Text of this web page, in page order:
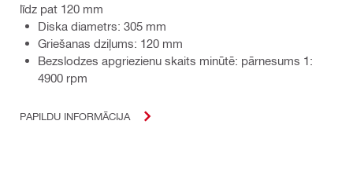
līdz pat 120 mm
Diska diametrs: 305 mm
Griešanas dziļums: 120 mm
Bezslodzes apgriezienu skaits minūtē: pārnesums 1:
4900 rpm
PAPILDU INFORMĀCIJA